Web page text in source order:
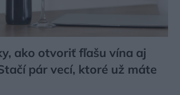
ako otvoriť fľašu vína aj
pár vecí, ktoré už máte